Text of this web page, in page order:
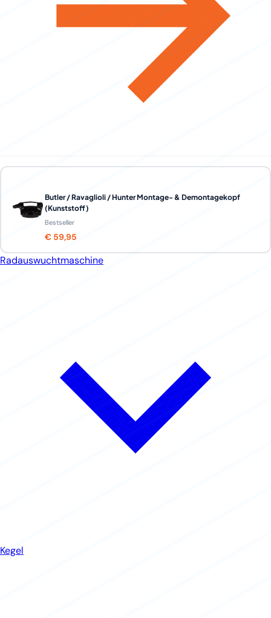
Butler / Ravaglioli / Hunter Montage- & Demontagekopf
(Kunststoff)
Bestseller
€ 59,95
Radauswuchtmaschine
Kegel